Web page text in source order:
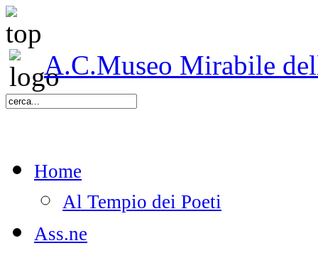
A.C.Museo Mirabile
Home
Al Tempio dei Poeti
Ass.ne